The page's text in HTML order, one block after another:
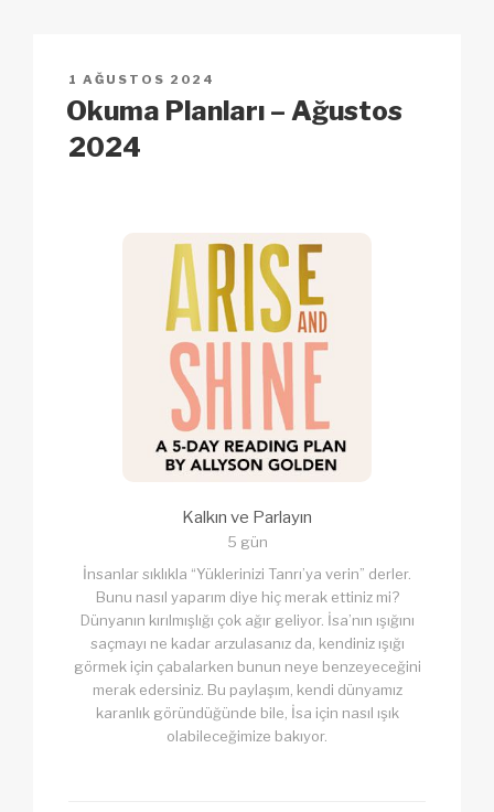
n
k
o
o p
at
YAYIM
TARIHI
1 AĞUSTOS 2024
Okuma Planları – Ağustos
2024
Kalkın ve Parlayın
5 gün
İnsanlar sıklıkla “Yüklerinizi Tanrı’ya verin” derler.
Bunu nasıl yaparım diye hiç merak ettiniz mi?
Dünyanın kırılmışlığı çok ağır geliyor. İsa’nın ışığını
saçmayı ne kadar arzulasanız da, kendiniz ışığı
görmek için çabalarken bunun neye benzeyeceğini
merak edersiniz. Bu paylaşım, kendi dünyamız
karanlık göründüğünde bile, İsa için nasıl ışık
olabileceğimize bakıyor.